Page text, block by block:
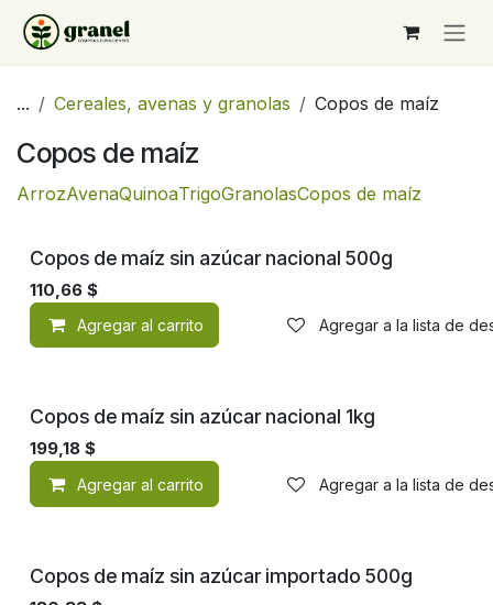
Ir al contenido
... Cereales, avenas y granolas Copos de maíz
Copos de maíz
ArrozAvenaQuinoaTrigoGranolasCopos de maíz
Copos de maíz sin azúcar nacional 500g
110,66 $
Agregar al carrito Agregar a la lista de
Copos de maíz sin azúcar nacional 1kg
199,18 $
Agregar al carrito Agregar a la lista de
Copos de maíz sin azúcar importado 500g